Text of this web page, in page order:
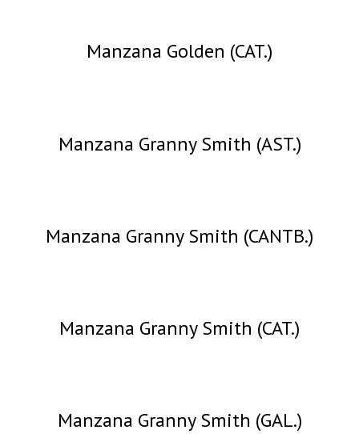
Manzana Golden (CAT.)
Manzana Granny Smith (AST.)
Manzana Granny Smith (CANTB.)
Manzana Granny Smith (CAT.)
Manzana Granny Smith (GAL.)